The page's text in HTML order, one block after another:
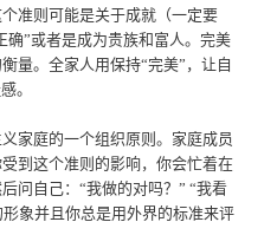
准则可能是关于成就（一定要
确”或者是成为贵族和富人。完美
量。全家人用保持“完美”，让自
。
家庭的一个组织原则。家庭成员
到这个准则的影响，你会忙着在
问自己：“我做的对吗？” “我看
象并且你总是用外界的标准来评